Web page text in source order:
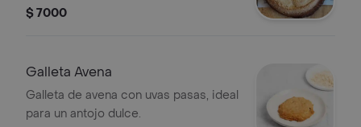
acompañar con café o té.
$ 7000
Galleta Avena
Galleta de avena con uvas pasas, ideal
para un antojo dulce.